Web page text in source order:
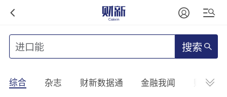
搜索
综合 杂志 财新数据通 金融我闻 财新